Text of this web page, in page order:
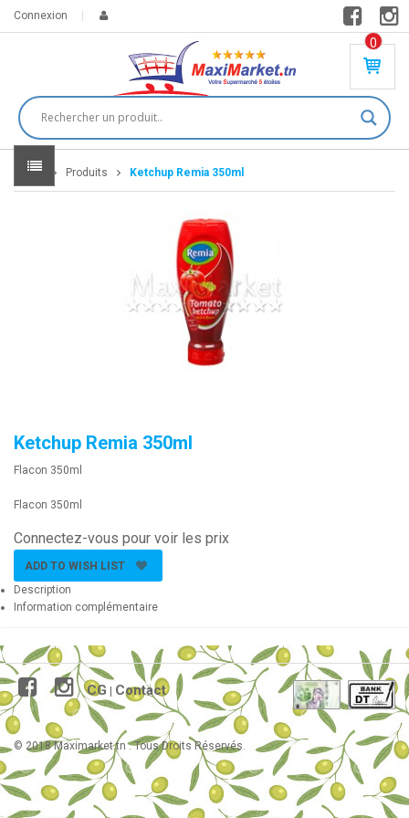
Connexion
0
PR
DU
IT(
S)
Home Produits Ketchup Remia 350ml
Ketchup Remia 350ml
Flacon 350ml
Flacon 350ml
Connectez-vous pour voir les prix
ADD TO WISH LIST
Description
Information complémentaire
CG Contact
© 2018 Maximarket.tn . Tous Droits Réservés.